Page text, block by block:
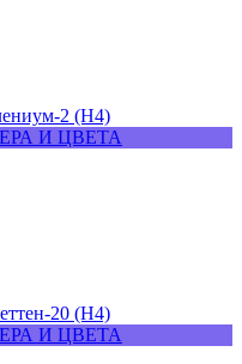
И ЦВЕТА
И ЦВЕТА